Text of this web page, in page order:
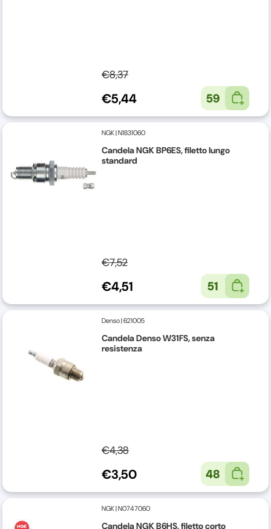
€8,37
€5,44 59
NGK|N1831060
Candela NGK BP6ES, filetto lungo
standard
€7,52
€4,51 51
Denso|621005
Candela Denso W31FS, senza
resistenza
€4,38
€3,50 48
NGK|N0747060
Candela NGK B6HS, filetto corto